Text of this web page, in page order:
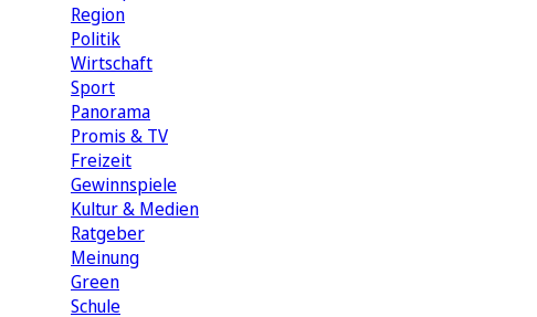
Region
Politik
Wirtschaft
Sport
Panorama
Promis & TV
Freizeit
Gewinnspiele
Kultur & Medien
Ratgeber
Meinung
Green
Schule